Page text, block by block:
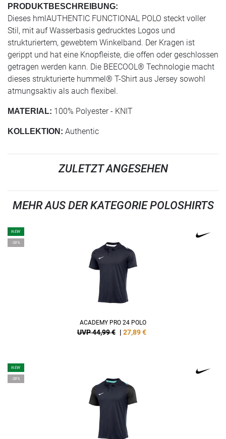
PRODUKTBESCHREIBUNG:
Dieses hmlAUTHENTIC FUNCTIONAL POLO steckt voller
Stil, mit auf Wasserbasis gedrucktes Logos und
strukturiertem, gewebtem Winkelband. Der Kragen ist
gerippt und hat eine Knopfleiste, die offen oder geschlossen
getragen werden kann. Die BEECOOL® Technologie macht
dieses strukturierte hummel® T-Shirt aus Jersey sowohl
atmungsaktiv als auch flexibel.
MATERIAL: 100% Polyester - KNIT
KOLLEKTION: Authentic
ZULETZT ANGESEHEN
MEHR AUS DER KATEGORIE POLOSHIRTS
NEW
-38%
ACADEMY PRO 24 POLO
UVP 44,99 € | 27,89€
NEW
-38%